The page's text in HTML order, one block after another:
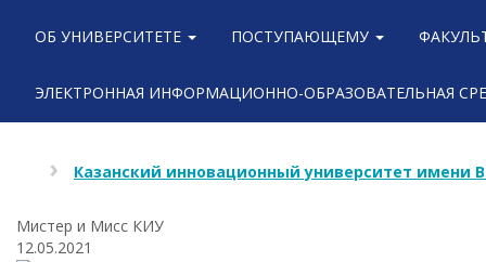
ОБ УНИВЕРСИТЕТЕ ПОСТУПАЮЩЕМУ
ЭЛЕКТРОННАЯ ИНФОРМАЦИОННО-ОБРАЗОВАТЕЛЬНАЯ
Казанский инновационный университет имени
Мистер и Мисс КИУ
12.05.2021